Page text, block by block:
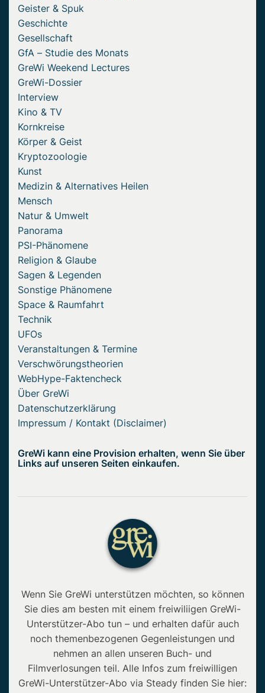
Geister & Spuk
Geschichte
Gesellschaft
GfA – Studie des Monats
GreWi Weekend Lectures
GreWi-Dossier
Interview
Kino & TV
Kornkreise
Körper & Geist
Kryptozoologie
Kunst
Medizin & Alternatives Heilen
Mensch
Natur & Umwelt
Panorama
PSI-Phänomene
Religion & Glaube
Sagen & Legenden
Sonstige Phänomene
Space & Raumfahrt
Technik
UFOs
Veranstaltungen & Termine
Verschwörungstheorien
WebHype-Faktencheck
Über GreWi
Datenschutzerklärung
Impressum / Kontakt (Disclaimer)
GreWi kann eine Provision erhalten, wenn Sie über
Links auf unseren Seiten einkaufen.
Wenn Sie GreWi unterstützen möchten, so können
Sie dies am besten mit einem freiwiliigen GreWi-
Unterstützer-Abo tun – und erhalten dafür auch
noch themenbezogenen Gegenleistungen und
nehmen an allen unseren Buch- und
Filmverlosungen teil. Alle Infos zum freiwilligen
GreWi-Unterstützer-Abo via Steady finden Sie hier: